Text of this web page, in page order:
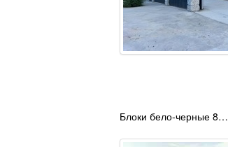
Блоки бело-черные 8…